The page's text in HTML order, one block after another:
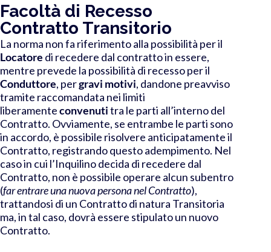
Facoltà di Recesso
Contratto Transitorio
La norma non fa riferimento alla possibilità per il
Locatore di recedere dal contratto in essere,
mentre prevede la possibilità di recesso per il
Conduttore, pergravi motivi, dandone preavviso
tramite raccomandata nei limiti
liberamenteconvenutitra le parti all’interno del
Contratto. Ovviamente, se entrambe le parti sono
in accordo, è possibile risolvere anticipatamente il
Contratto, registrando questo adempimento. Nel
caso in cui l’Inquilino decida di recedere dal
Contratto, non è possibile operare alcun subentro
(far entrare una nuova persona nel Contratto),
trattandosi di un Contratto di natura Transitoria
ma, in tal caso, dovrà essere stipulato un nuovo
Contratto.